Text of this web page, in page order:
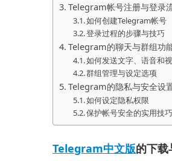
Telegram帐号注册与登录
如何创建Telegram帐号
登录过程的步骤与技巧
Telegram的聊天与群组功
如何发送文字、语音和
群组管理与设定选项
Telegram的隐私与安全设
如何设定隐私权限
保护帐号安全的实用技巧
Telegram中文版的下载